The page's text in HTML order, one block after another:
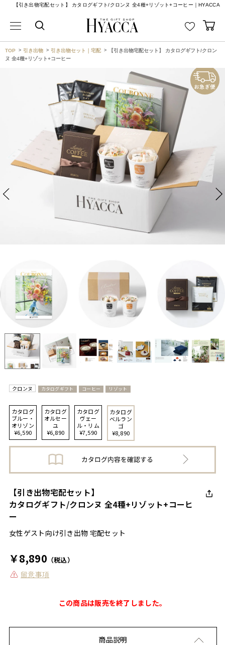
【引き出物宅配セット】 カタログギフト/クロンヌ 全4種+リゾット+コーヒー｜HYACCA
TOP 引き出物 引き出物セット｜宅配
【引き出物宅配セット】 カタログギフト/クロン
ヌ 全4種+リゾット+コーヒー
クロンヌ カタログギフト コーヒー リゾット
カタログ
ブルー・
オリゾン
¥6,590
カタログ
オルセー
ユ
¥6,890
カタログ
ヴェー
ル・リム
¥7,590
カタログ
ベルラン
ゴ
¥8,890
【引き出物宅配セット】
カタログギフト/クロンヌ 全4種+リゾット+コーヒ
ー
女性ゲスト向け引き出物 宅配セット
￥8,890 （税込）
留意事項
この商品は販売を終了しました。
商品説明